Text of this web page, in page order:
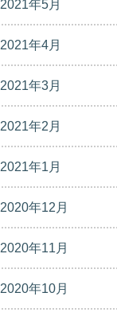
2021年5月
2021年4月
2021年3月
2021年2月
2021年1月
2020年12月
2020年11月
2020年10月